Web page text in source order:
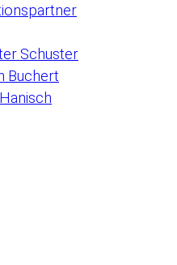
Schuster
Buchert